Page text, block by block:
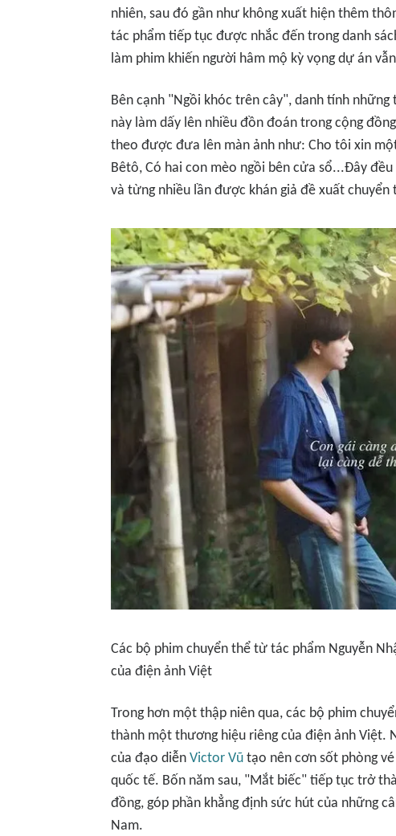
nhiên, sau đó gần như không xuất hiện thêm
tác phẩm tiếp tục được nhắc đến trong danh
làm phim khiến người hâm mộ kỳ vọng dự án
Bên cạnh "Ngồi khóc trên cây", danh tính
này làm dấy lên nhiều đồn đoán trong cộng
theo được đưa lên màn ảnh như: Cho tôi xin
Bêtô, Có hai con mèo ngồi bên cửa sổ...Đây đều
và từng nhiều lần được khán giả đề xuất chuyển
Các bộ phim chuyển thể từ tác phẩm Nguyễn
của điện ảnh Việt
Trong hơn một thập niên qua, các bộ phim
thành một thương hiệu riêng của điện ảnh Việt.
của đạo diễn Victor Vũ tạo nên cơn sốt phòng
quốc tế. Bốn năm sau, "Mắt biếc" tiếp tục trở
đồng, góp phần khẳng định sức hút của những
Nam.